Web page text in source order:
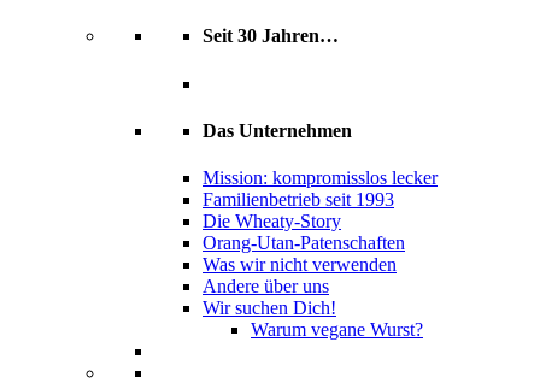
Seit 30 Jahren…
Das Unternehmen
Mission: kompromisslos lecker
Familienbetrieb seit 1993
Die Wheaty-Story
Orang-Utan-Patenschaften
Was wir nicht verwenden
Andere über uns
Wir suchen Dich!
Warum vegane Wurst?